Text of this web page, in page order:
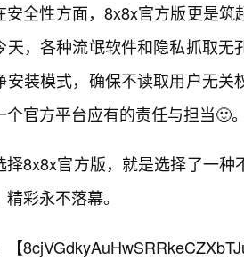
安全性方面，8x8x官方版更是
天，各种流氓软件和隐私抓取
安装模式，确保不读取用户无
个官方平台应有的责任与担当🙂
择8x8x官方版，就是选择了一
彩永不落幕。
【